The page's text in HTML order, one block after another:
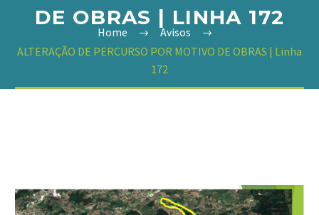
DE OBRAS | LINHA 172
Home
Avisos
ALTERAÇÃO DE PERCURSO POR MOTIVO DE OBRAS | Linha
172